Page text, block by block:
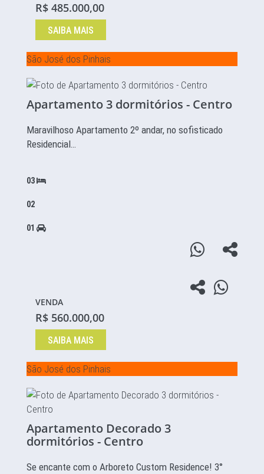
R$ 485.000,00
SAIBA MAIS
São José dos Pinhais
Apartamento 3 dormitórios - Centro
Maravilhoso Apartamento 2º andar, no sofisticado
Residencial…
03
02
01
VENDA
R$ 560.000,00
SAIBA MAIS
São José dos Pinhais
Apartamento Decorado 3
dormitórios - Centro
Se encante com o Arboreto Custom Residence! 3°